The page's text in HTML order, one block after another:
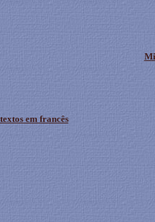
em francês